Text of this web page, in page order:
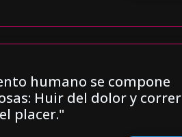
humano se compone
Huir del dolor y correr
placer."